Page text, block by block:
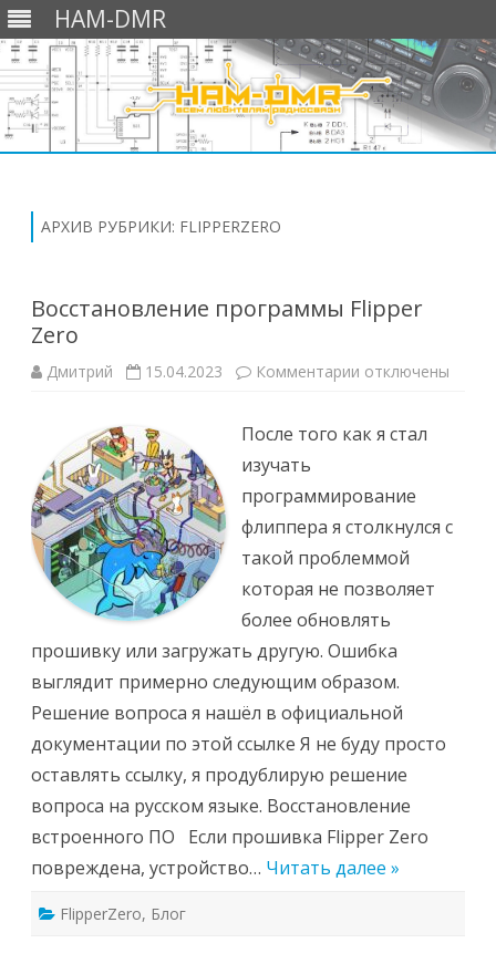
HAM-DMR
АРХИВ РУБРИКИ: FLIPPERZERO
Восстановление программы Flipper
Zero
Дмитрий 15.04.2023 Комментарии к
Flipper
отключены
После того как я стал
изучать
программирование
флиппера я столкнулся с
такой проблеммой
которая не позволяет
более обновлять
прошивку или загружать другую. Ошибка
выглядит примерно следующим образом.
Решение вопроса я нашёл в официальной
документации по этой ссылке Я не буду просто
оставлять ссылку, я продублирую решение
вопроса на русском языке. Восстановление
встроенного ПО Если прошивка Flipper Zero
повреждена, устройство… Читать далее »
FlipperZero, Блог